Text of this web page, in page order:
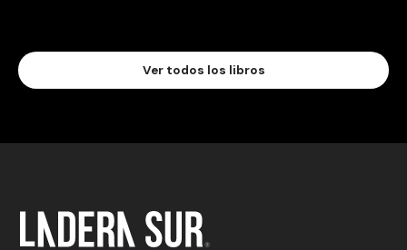
Ver todos los libros